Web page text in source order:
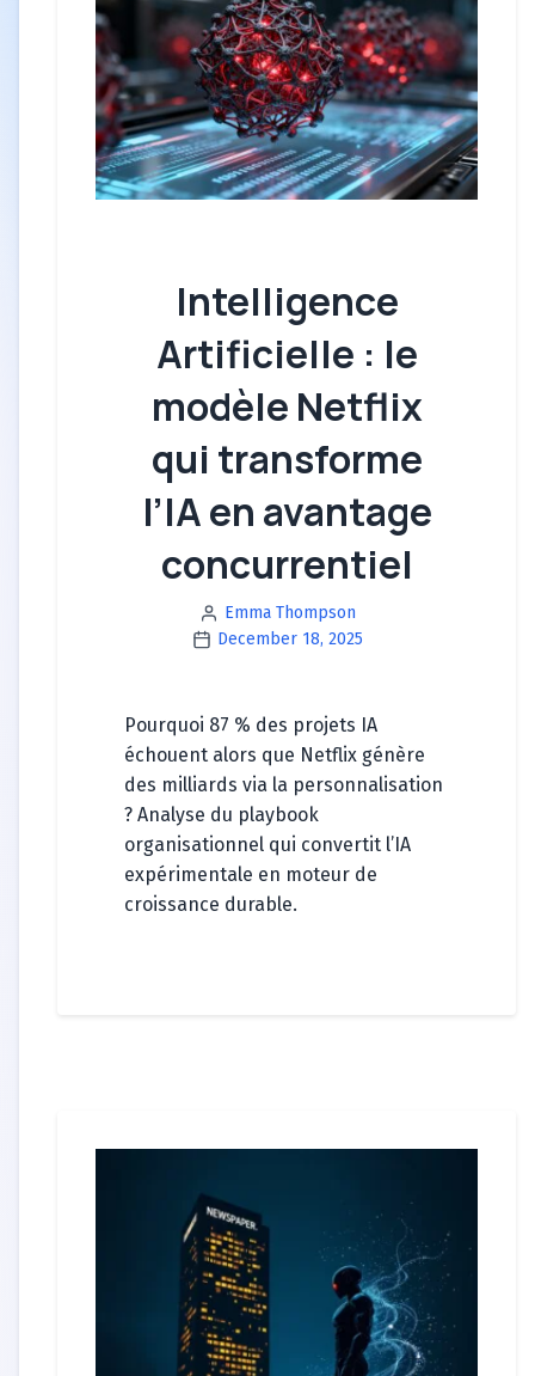
Intelligence
Artificielle : le
modèle Netflix
qui transforme
l’IA en avantage
concurrentiel
Emma Thompson
December 18, 2025
Pourquoi 87 % des projets IA
échouent alors que Netflix génère
des milliards via la personnalisation
? Analyse du playbook
organisationnel qui convertit l’IA
expérimentale en moteur de
croissance durable.